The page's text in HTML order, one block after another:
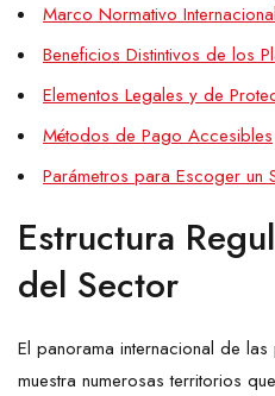
Marco Normativo
Beneficios Distintivos de los
Elementos Legales y de
Métodos de Pago Accesibles
Parámetros para Escoger un
Estructura
del Sector
El panorama internacional de
muestra numerosas territorios